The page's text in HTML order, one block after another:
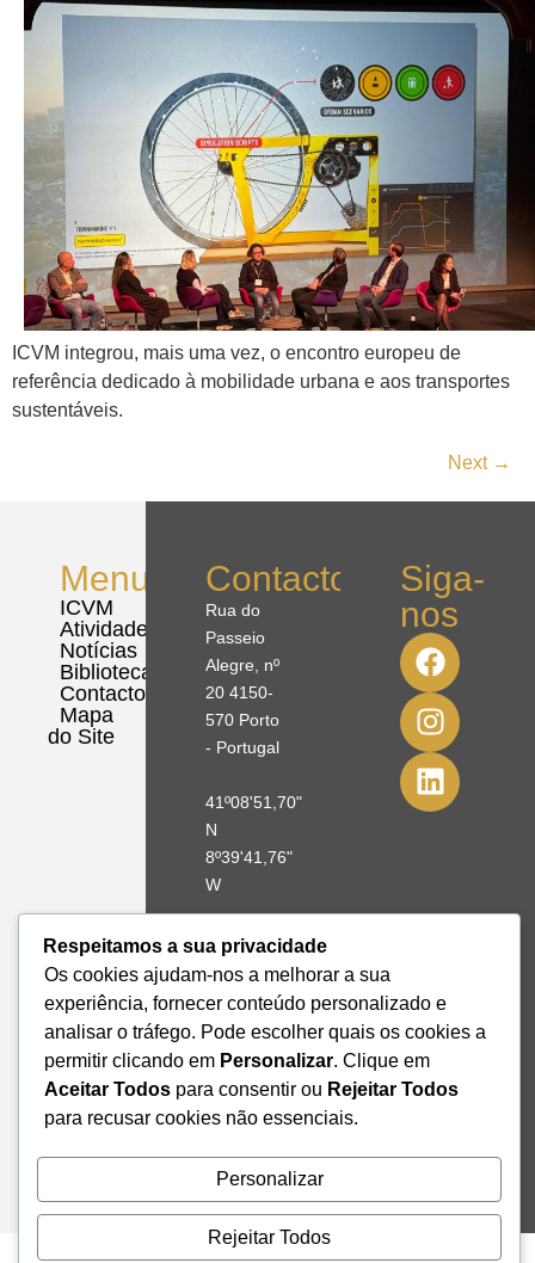
ICVM integrou, mais uma vez, o encontro europeu de
referência dedicado à mobilidade urbana e aos transportes
sustentáveis.
Next →
Menu
ICVM
Atividades
Notícias
Biblioteca
Contactos
Mapa
do Site
Contactos
Rua do
Passeio
Alegre, nº
20 4150-
570 Porto
- Portugal
41º08'51,70"
N
8º39'41,76"
W
+351 228
328 115
geral@institutodemobilidade.org
a
Newsletter
Siga-
nos
Respeitamos a sua privacidade
Os cookies ajudam-nos a melhorar a sua
experiência, fornecer conteúdo personalizado e
analisar o tráfego. Pode escolher quais os cookies a
permitir clicando em Personalizar. Clique em
Aceitar Todos para consentir ou Rejeitar Todos
para recusar cookies não essenciais.
Personalizar
Rejeitar Todos